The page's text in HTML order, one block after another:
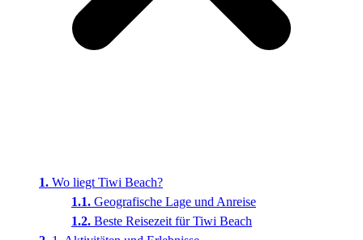
Wo liegt Tiwi Beach?
Geografische Lage und Anreise
Beste Reisezeit für Tiwi Beach